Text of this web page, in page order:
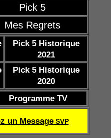
Pick 5
Mes Regrets
Pick 5 Historique
2021
Pick 5 Historique
2020
Programme TV
un MessageSVP